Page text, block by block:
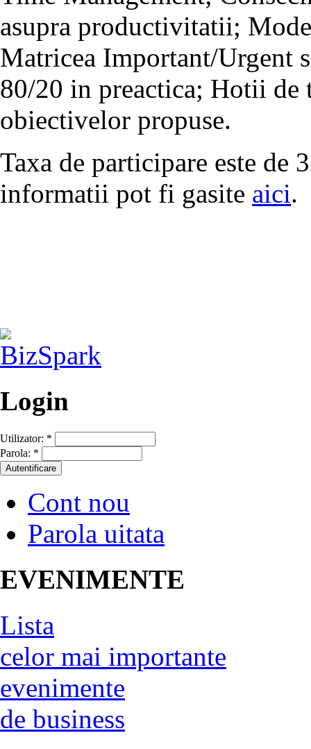
asupra productivitatii;
Matricea Important/Urgent
80/20 in preactica; Hotii
obiectivelor propuse.
Taxa de participare este de
informatii pot fi gasite aici.
Login
Utilizator: *
Parola: *
Cont nou
Parola uitata
EVENIMENTE
Lista
celor mai importante
evenimente
de business